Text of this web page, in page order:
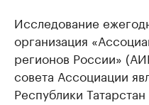
Исследование
организация
регионов России»
совета Ассоциации
Республики